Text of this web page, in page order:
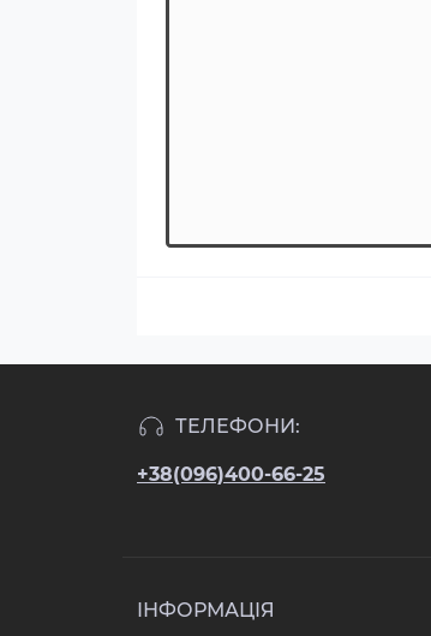
ТЕЛЕФОНИ:
+38(096)400-66-25
ІНФОРМАЦІЯ